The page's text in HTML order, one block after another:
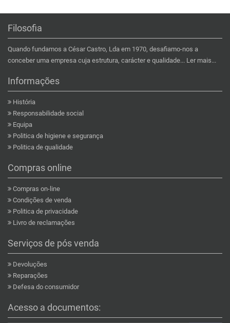
Filosofia
Quando fundamos a César Castro, Lda em 1970, desafiamo-nos a
conceber uma empresa cuja estrutura, carácter e qualidade... Ler mais...
Informações
História
Responsabilidade social
Equipa
Politica de higiene e segurança
Politica de qualidade
Compras online
Compras on-line
Condições de venda
Politica de privacidade
Livro de reclamações
Serviços de pós venda
Devoluções
Reparações
Defesa do consumidor
Acesso a documentos: